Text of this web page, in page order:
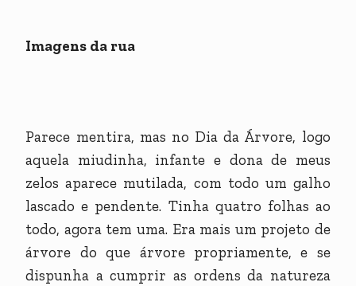
Imagens da rua
Parece mentira, mas no Dia da Árvore, logo
aquela miudinha, infante e dona de meus
zelos aparece mutilada, com todo um galho
lascado e pendente. Tinha quatro folhas ao
todo, agora tem uma. Era mais um projeto de
árvore do que árvore propriamente, e se
dispunha a cumprir as ordens da natureza